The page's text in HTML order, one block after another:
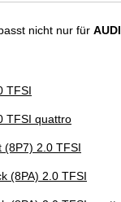
nicht nur für
TFSI
TFSI quattro
(8P7) 2.0 TFSI
(8PA) 2.0 TFSI